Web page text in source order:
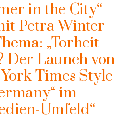
in the City“
Petra Winter
„Torheit
Der Launch von
Times Style
im
Umfeld“